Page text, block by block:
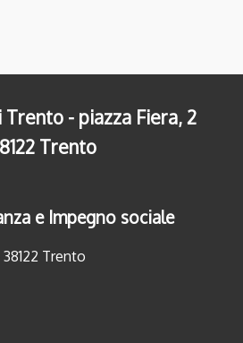
- piazza Fiera, 2
Trento
e Impegno sociale
Trento